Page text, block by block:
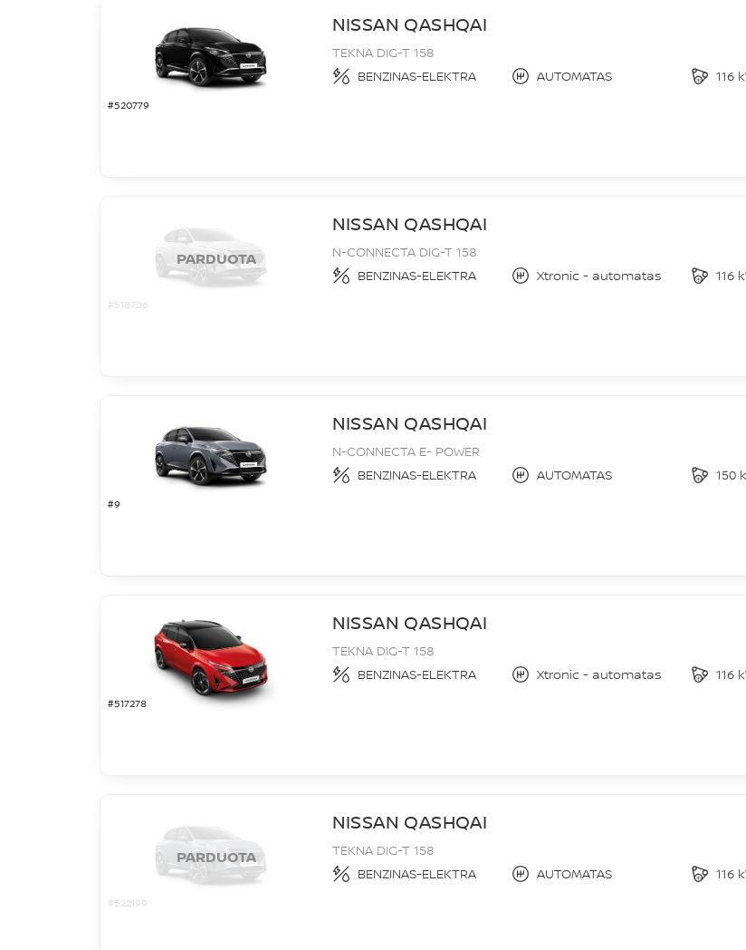
#520779
NISSAN QASHQAI
TEKNA DIG-T 158
BENZINAS-ELEKTRA AUTOMATAS 116
#518706
PARDUOTA
NISSAN QASHQAI
N-CONNECTA DIG-T 158
BENZINAS-ELEKTRA Xtronic - automatas 116
#9
NISSAN QASHQAI
N-CONNECTA E- POWER
BENZINAS-ELEKTRA AUTOMATAS 150
#517278
NISSAN QASHQAI
TEKNA DIG-T 158
BENZINAS-ELEKTRA Xtronic - automatas 116
#522199
PARDUOTA
NISSAN QASHQAI
TEKNA DIG-T 158
BENZINAS-ELEKTRA AUTOMATAS 116